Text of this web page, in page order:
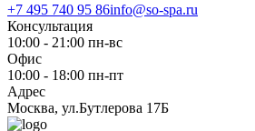
+7 495 740 95 86info@so-spa.ru
Консультация
10:00 - 21:00 пн-вс
Офис
10:00 - 18:00 пн-пт
Адрес
Москва, ул.Бутлерова 17Б